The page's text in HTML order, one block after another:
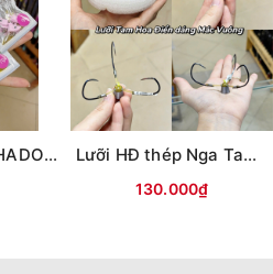
Lưỡi Jig Head CHADO đầu cá các màu Lưỡi HĐ thép Nga Tam Mác Vuông
130.000₫